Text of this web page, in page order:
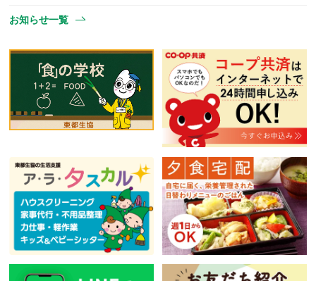
お知らせ一覧